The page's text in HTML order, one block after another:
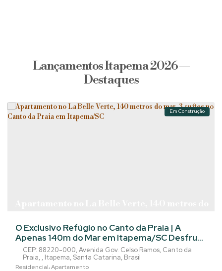
Lançamentos Itapema 2026 —
Destaques
Em Construção
Residencial Apartamento
CEP: 88220-000,Avenida Gov. Celso Ramos, Canto da
Praia , Itapema, Santa Catarina, Brasil
O Exclusivo Refúgio no Canto da Praia | A
Apenas 140m do Mar em Itapema/SC Desfrute
do equilíbrio perfeito entre a tranquilidade do
Canto da Praia e o requinte de um
empreendimento de alto padrão. Uma